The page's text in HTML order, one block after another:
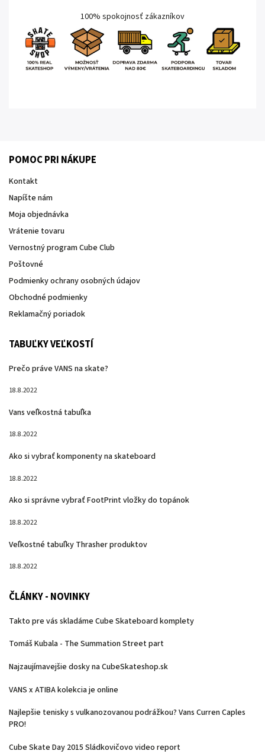
100% spokojnosť zákazníkov
POMOC PRI NÁKUPE
Kontakt
Napíšte nám
Moja objednávka
Vrátenie tovaru
Vernostný program Cube Club
Poštovné
Podmienky ochrany osobných údajov
Obchodné podmienky
Reklamačný poriadok
TABUĽKY VEĽKOSTÍ
Prečo práve VANS na skate?
18.8.2022
Vans veľkostná tabuľka
18.8.2022
Ako si vybrať komponenty na skateboard
18.8.2022
Ako si správne vybrať FootPrint vložky do topánok
18.8.2022
Veľkostné tabuľky Thrasher produktov
18.8.2022
ČLÁNKY - NOVINKY
Takto pre vás skladáme Cube Skateboard komplety
Tomáš Kubala - The Summation Street part
Najzaujímavejšie dosky na CubeSkateshop.sk
VANS x ATIBA kolekcia je online
Najlepšie tenisky s vulkanozovanou podrážkou? Vans Curren Caples
PRO!
Cube Skate Day 2015 Sládkovičovo video report